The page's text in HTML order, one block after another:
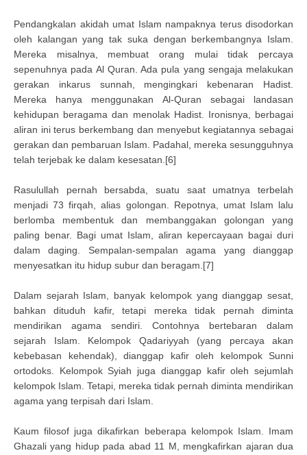
Pendangkalan akidah umat Islam nampaknya terus disodorkan
oleh kalangan yang tak suka dengan berkembangnya Islam.
Mereka misalnya, membuat orang mulai tidak percaya
sepenuhnya pada Al Quran. Ada pula yang sengaja melakukan
gerakan inkarus sunnah, mengingkari kebenaran Hadist.
Mereka hanya menggunakan Al-Quran sebagai landasan
kehidupan beragama dan menolak Hadist. Ironisnya, berbagai
aliran ini terus berkembang dan menyebut kegiatannya sebagai
gerakan dan pembaruan Islam. Padahal, mereka sesungguhnya
telah terjebak ke dalam kesesatan.[6]
Rasulullah pernah bersabda, suatu saat umatnya terbelah
menjadi 73 firqah, alias golongan. Repotnya, umat Islam lalu
berlomba membentuk dan membanggakan golongan yang
paling benar. Bagi umat Islam, aliran kepercayaan bagai duri
dalam daging. Sempalan-sempalan agama yang dianggap
menyesatkan itu hidup subur dan beragam.[7]
Dalam sejarah Islam, banyak kelompok yang dianggap sesat,
bahkan dituduh kafir, tetapi mereka tidak pernah diminta
mendirikan agama sendiri. Contohnya bertebaran dalam
sejarah Islam. Kelompok Qadariyyah (yang percaya akan
kebebasan kehendak), dianggap kafir oleh kelompok Sunni
ortodoks. Kelompok Syiah juga dianggap kafir oleh sejumlah
kelompok Islam. Tetapi, mereka tidak pernah diminta mendirikan
agama yang terpisah dari Islam.
Kaum filosof juga dikafirkan beberapa kelompok Islam. Imam
Ghazali yang hidup pada abad 11 M, mengkafirkan ajaran dua